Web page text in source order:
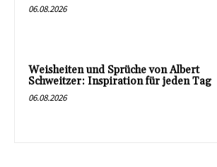
06.08.2026
Weisheiten und Sprüche von Albert
Schweitzer: Inspiration für jeden Tag
06.08.2026